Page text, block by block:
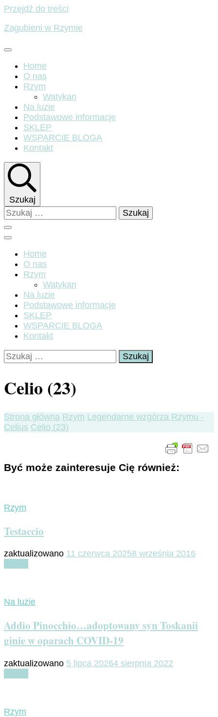
Przejdź do treści
Zagubieni w Rzymie
Home
O nas
Rzym
Watykan
Na luzie
Podstawowe informacje
SKLEP
WSPARCIE BLOGA
Kontakt
Szukaj
Szukaj:
Home
O nas
Rzym
Watykan
Na luzie
Podstawowe informacje
SKLEP
WSPARCIE BLOGA
Kontakt
Szukaj:
Celio (23)
Strona główna Rzym Legendarne wzgórza Rzymu -
Celius Celio (23)
Być może zainteresuje Cię również:
Rzym
Testaccio
zaktualizowano 11 czerwca 20258 września 2016
Na luzie
Addio Pinocchio…adoptowany syn Toskanii
ginie w oparach COVID-19
zaktualizowano 5 lipca 20264 sierpnia 2022
Rzym